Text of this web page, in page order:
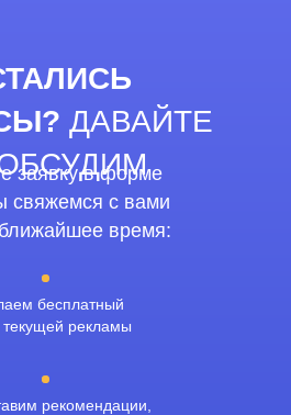
ДАВАЙТЕ
заявку в форме
свяжемся с вами
время:
бесплатный
текущей рекламы
рекомендации,